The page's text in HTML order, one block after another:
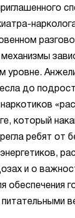
уровне.
до
который
ребят от
и о
обеспечения